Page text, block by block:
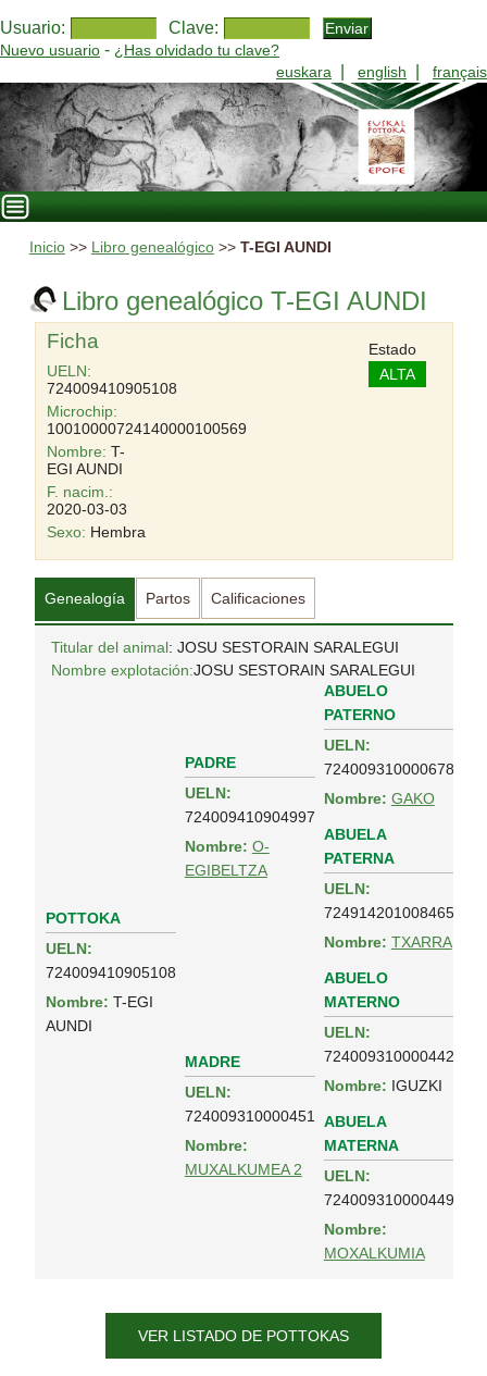
Usuario: Clave:
Nuevo usuario - ¿Has olvidado tu clave?
euskara
english français
Inicio>> Libro genealógico>> T-EGI AUNDI
Libro genealógico T-EGI AUNDI
Ficha
UELN:
724009410905108
Microchip:
10010000724140000100569
Nombre: T-
EGI AUNDI
F. nacim.:
2020-03-03
Sexo: Hembra
Estado
ALTA
Genealogía Partos Calificaciones
Titular del animal: JOSU SESTORAIN SARALEGUI
Nombre explotación:JOSU SESTORAIN SARALEGUI
POTTOKA
UELN:
724009410905108
Nombre: T-EGI
AUNDI
PADRE
UELN:
724009410904997
Nombre: O-
EGIBELTZA
ABUELO
PATERNO
UELN:
724009310000678
Nombre: GAKO
ABUELA
PATERNA
UELN:
724914201008465
Nombre: TXARRA
MADRE
UELN:
724009310000451
Nombre:
MUXALKUMEA 2
ABUELO
MATERNO
UELN:
724009310000442
Nombre: IGUZKI
ABUELA
MATERNA
UELN:
724009310000449
Nombre:
MOXALKUMIA
VER LISTADO DE POTTOKAS